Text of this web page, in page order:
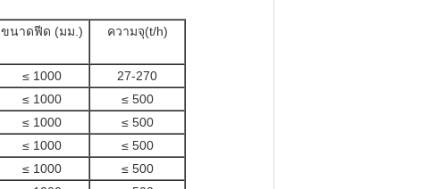
ขนาดฟีด (มม.) ความจุ(t/h)
≤ 1000
27-270
≤ 1000
≤ 500
≤ 1000
≤ 500
≤ 1000
≤ 500
≤ 1000
≤ 500